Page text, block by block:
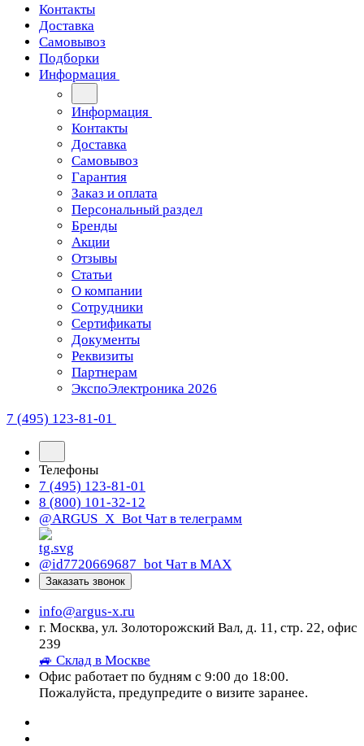
Контакты
Доставка
Самовывоз
Подборки
Информация
Информация
Контакты
Доставка
Самовывоз
Гарантия
Заказ и оплата
Персональный раздел
Бренды
Акции
Отзывы
Статьи
О компании
Сотрудники
Сертификаты
Документы
Реквизиты
Партнерам
ЭкспоЭлектроника 2026
7 (495) 123-81-01
Телефоны
7 (495) 123-81-01
8 (800) 101-32-12
@ARGUS_X_Bot Чат в телеграмм
@id7720669687_bot Чат в МАХ
Заказать звонок
info@argus-x.ru
г. Москва, ул. Золоторожский Вал, д. 11, стр. 22, офис
239
🚙 Склад в Москве
Офис работает по будням с 9:00 до 18:00.
Пожалуйста, предупредите о визите заранее.